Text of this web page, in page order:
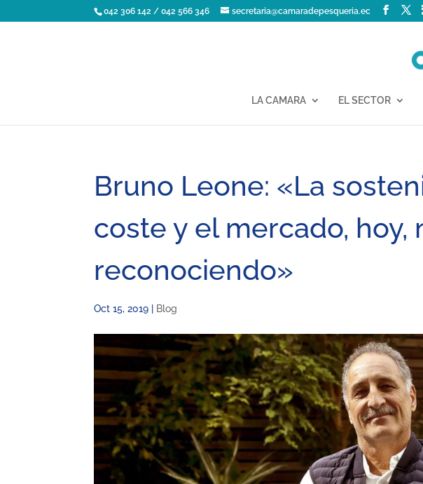
042 306 142 / 042 566 346 secretaria@camaradepesqueria.ec
LA CAMARA EL SECTOR
Bruno Leone: «La
coste y el mercado, hoy,
reconociendo»
Oct 15, 2019 Blog